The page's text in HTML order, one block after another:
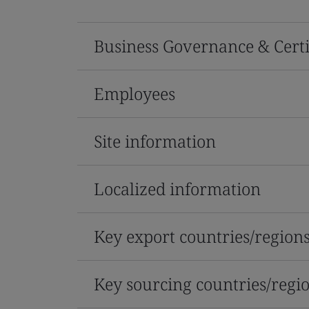
Business Governance &
Employees
Site information
Localized information
Key export countries/regions
Key sourcing countries/